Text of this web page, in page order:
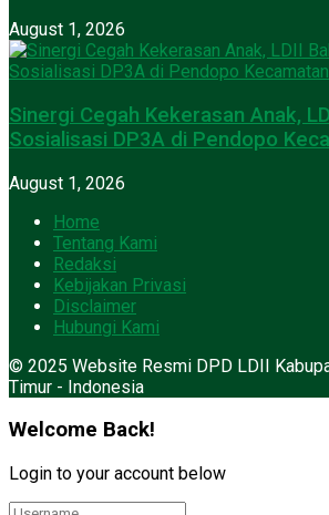
August 1, 2026
Sinergi Cegah Kekerasan Anak,
Sosialisasi DP3A di Pendopo
August 1, 2026
Home
Tentang Kami
Redaksi
Kebijakan Privasi
Disclaimer
Hubungi Kami
© 2025 Website Resmi DPD LDII
Timur - Indonesia
Welcome Back!
Login to your account below